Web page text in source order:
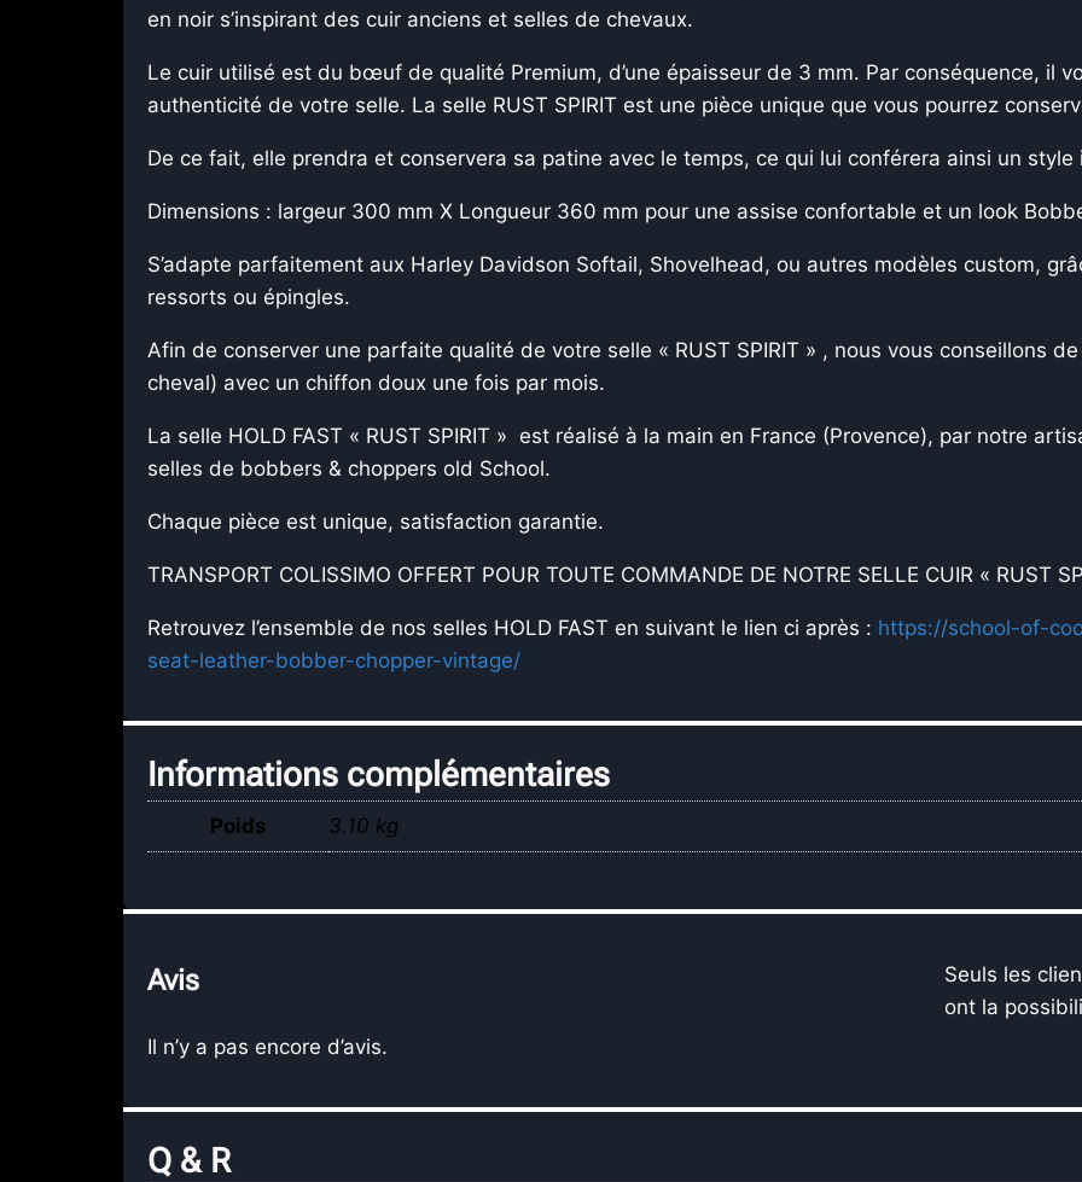
en noir s’inspirant des cuir anciens et selles de chevaux.
Le cuir utilisé est du bœuf de qualité Premium, d’une épaisseur de 3 mm. Par conséquence, il
authenticité de votre selle. La selle RUST SPIRIT est une pièce unique que vous pourrez
De ce fait, elle prendra et conservera sa patine avec le temps, ce qui lui conférera ainsi un style
Dimensions : largeur 300 mm X Longueur 360 mm pour une assise confortable et un look
S’adapte parfaitement aux Harley Davidson Softail, Shovelhead, ou autres modèles custom,
ressorts ou épingles.
Afin de conserver une parfaite qualité de votre selle « RUST SPIRIT » , nous vous conseillons
cheval) avec un chiffon doux une fois par mois.
La selle HOLD FAST « RUST SPIRIT » est réalisé à la main en France (Provence), par notre
selles de bobbers & choppers old School.
Chaque pièce est unique, satisfaction garantie.
TRANSPORT COLISSIMO OFFERT POUR TOUTE COMMANDE DE NOTRE SELLE CUIR « RUST
Retrouvez l’ensemble de nos selles HOLD FAST en suivant le lien ci après : https://school-of-
seat-leather-bobber-chopper-vintage/
Informations complémentaires
Poids 3.10 kg
Avis
Il n’y a pas encore d’avis.
Seuls les
ont la
Q & R